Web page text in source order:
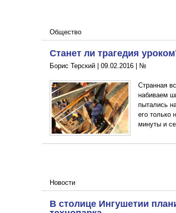
Общество
Станет ли трагедия
Борис Терский | 09.02.2016 №
Странная
набиваем
пытались
его только
минуты и
Новости
В столице Ингушетии